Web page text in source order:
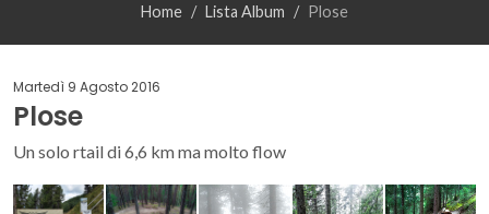
Home Lista Album Plose
Martedì 9 Agosto 2016
Plose
Un solo rtail di 6,6 km ma molto flow